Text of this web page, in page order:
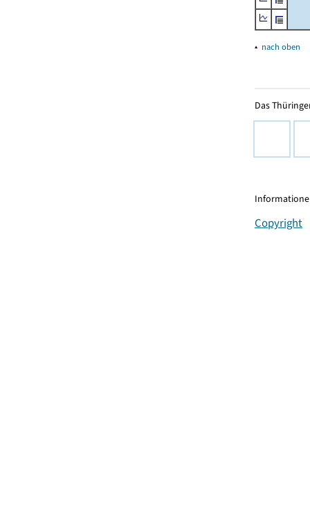
▴ nach oben
Das
Copyright